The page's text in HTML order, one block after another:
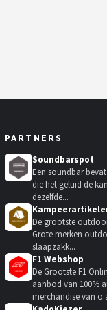
PARTNERS
Soundbarspot
Een soundbar
die het geluid de
dezelfde...
De grootste
Grote merken
slaapzakk...
F1 Webshop
De Grootste F1
aanbod van 100%
merchandise van